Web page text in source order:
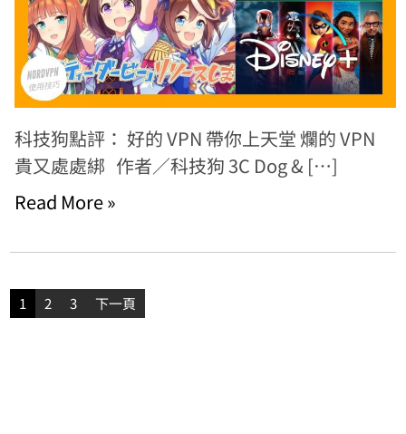
科技狗點評： 好的 VPN 帶你上天堂 爛的 VPN
貴又處處綁 作者／科技狗 3C Dog & […]
Read More »
文
1 2 3 下一頁